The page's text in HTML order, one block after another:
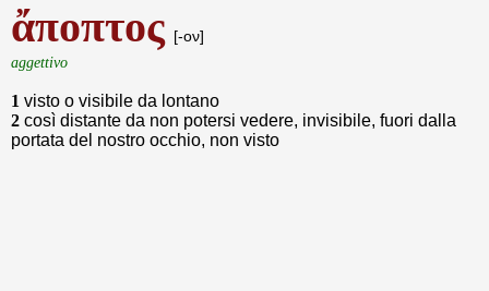
ἄποπτος [-ον]
aggettivo
1 visto o visibile da lontano
2 così distante da non potersi vedere, invisibile, fuori dalla
portata del nostro occhio, non visto